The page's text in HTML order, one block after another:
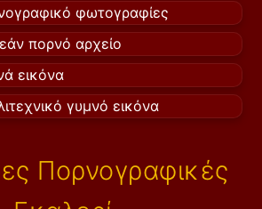
Πορνογραφικές